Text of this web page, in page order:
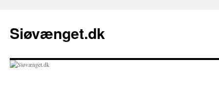
content
Siøvænget.dk